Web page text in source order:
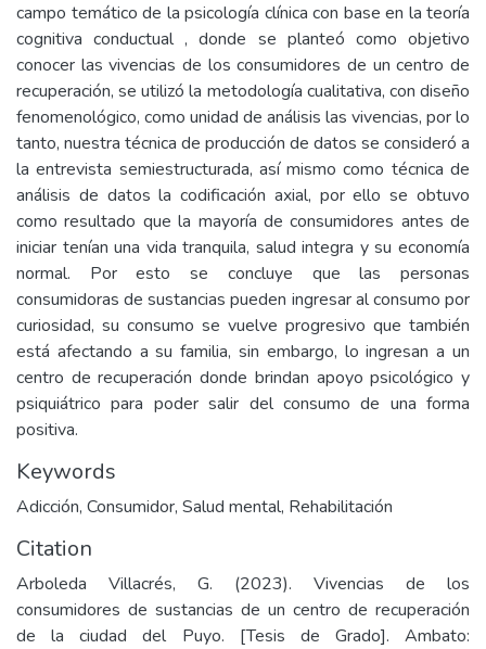
campo temático de la psicología clínica con base en la teoría
cognitiva conductual , donde se planteó como objetivo
conocer las vivencias de los consumidores de un centro de
recuperación, se utilizó la metodología cualitativa, con diseño
fenomenológico, como unidad de análisis las vivencias, por lo
tanto, nuestra técnica de producción de datos se consideró a
la entrevista semiestructurada, así mismo como técnica de
análisis de datos la codificación axial, por ello se obtuvo
como resultado que la mayoría de consumidores antes de
iniciar tenían una vida tranquila, salud integra y su economía
normal. Por esto se concluye que las personas
consumidoras de sustancias pueden ingresar al consumo por
curiosidad, su consumo se vuelve progresivo que también
está afectando a su familia, sin embargo, lo ingresan a un
centro de recuperación donde brindan apoyo psicológico y
psiquiátrico para poder salir del consumo de una forma
positiva.
Keywords
Adicción, Consumidor, Salud mental, Rehabilitación
Citation
Arboleda Villacrés, G. (2023). Vivencias de los
consumidores de sustancias de un centro de recuperación
de la ciudad del Puyo. [Tesis de Grado]. Ambato: